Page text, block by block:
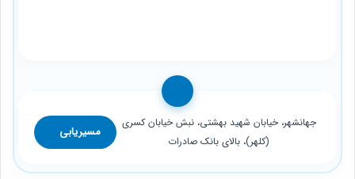
جهانشهر، خیابان شهید بهشتی، نبش خیابان کسری
(کلهر)، بالای بانک صادرات
مسیریابی